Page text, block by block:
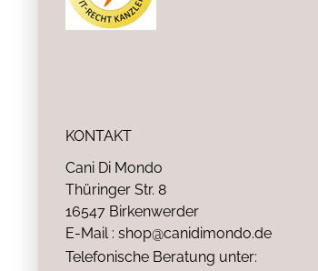
KONTAKT
Cani Di Mondo
Thüringer Str. 8
16547 Birkenwerder
E-Mail : shop@canidimondo.de
Telefonische Beratung unter: